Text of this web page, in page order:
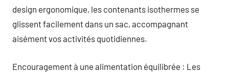
design ergonomique, les contenants isothermes se
glissent facilement dans un sac, accompagnant
aisément vos activités quotidiennes.
Encouragement à une alimentation équilibrée : Les